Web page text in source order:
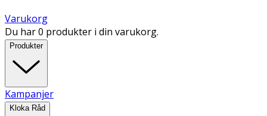
Varukorg
Du har 0 produkter i din varukorg.
Produkter
Kampanjer
Kloka Råd